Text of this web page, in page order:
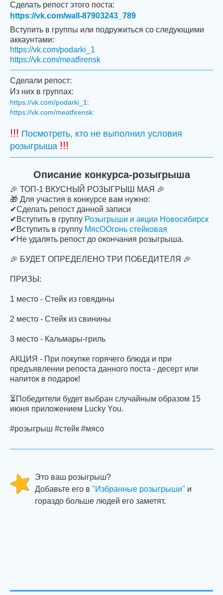
Сделать репост этого поста:
https://vk.com/wall-87903243_789
Вступить в группы или подружиться со следующими
аккаунтами:
https://vk.com/podarki_1
https://vk.com/meatfirensk
Сделали репост:
Из них в группах:
https://vk.com/podarki_1 :
https://vk.com/meatfirensk:
!!! Посмотреть, кто не выполнил условия
розыгрыша !!!
Описание конкурса-розыгрыша
🎉 ТОП-1 ВКУСНЫЙ РОЗЫГРЫШ МАЯ 🎉
🎁 Для участия в конкурсе вам нужно:
✔Сделать репост данной записи
✔Вступить в группу Розыгрыши и акции Новосибирск
✔Вступить в группу МясООгонь стейковая
✔Не удалять репост до окончания розыгрыша.
🎉 БУДЕТ ОПРЕДЕЛЕНО ТРИ ПОБЕДИТЕЛЯ 🎉
ПРИЗЫ:
1 место - Стейк из говядины
2 место - Стейк из свинины
3 место - Кальмары-гриль
АКЦИЯ - При покупке горячего блюда и при
предъявлении репоста данного поста - десерт или
напиток в подарок!
⏳Победители будет выбран случайным образом 15
июня приложением Lucky You.
#розыгрыш #стейк #мясо
Это ваш розыгрыш?
Добавьте его в "Избранные розыгрыши" и
гораздо больше людей его заметят.